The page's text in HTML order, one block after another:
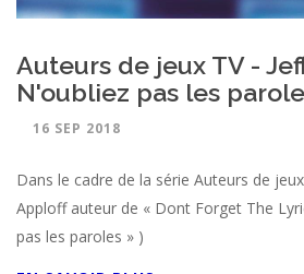
Auteurs de jeux TV -
N'oubliez pas les
16 SEP 2018
Dans le cadre de la série Auteurs de
Apploff auteur de « Dont Forget The
pas les paroles » )